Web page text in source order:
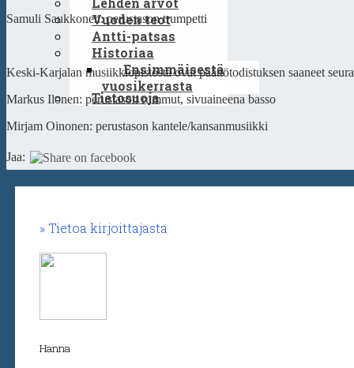
Vuoden teot
Antti-patsas
Historiaa
Ensimmäisestä
vuosikerrasta
Tietosuoja
Samuli Saukkonen: perustason trumpetti
Keski-Karjalan musiikkiopistosta ovat päättötodistuksen saaneet
Markus Ilonen: perustason rummut, sivuaineena basso
Mirjam Oinonen: perustason kantele/kansanmusiikki
Jaa:
Tietoa kirjoittajasta
Hanna